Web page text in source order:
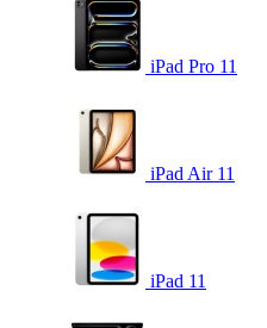
iPad Pro 11
iPad Air 11
iPad 11